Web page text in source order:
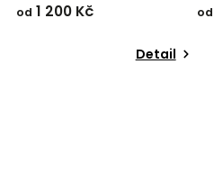
od 1 200 Kč
Detail
od